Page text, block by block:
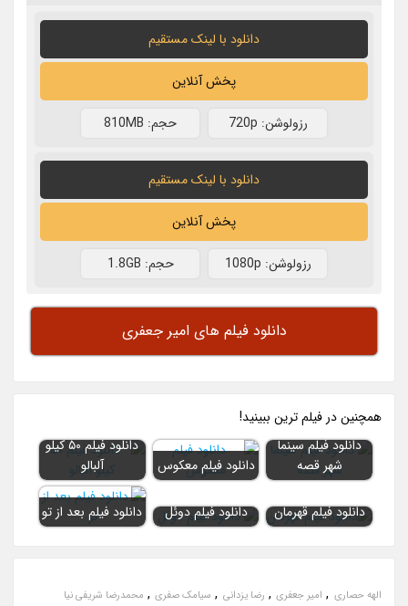
دانلود با لينک مستقيم
پخش آنلاین
رزولوشن: 720p حجم: 810MB
دانلود با لينک مستقيم
پخش آنلاین
رزولوشن: 1080p حجم: 1.8GB
دانلود فیلم های امیر جعفری
همچنين در فيلم ترين ببينيد!
دانلود فیلم سینما
شهر قصه
دانلود فیلم معکوس
دانلود فیلم ۵۰ کیلو
آلبالو
دانلود فیلم قهرمان دانلود فیلم دوئل دانلود فیلم بعد از تو
الهه حصاری , امیر جعفری , رضا یزدانی , سیامک صفری , محمدرضا شریفی نیا